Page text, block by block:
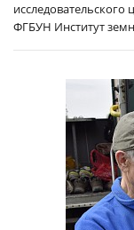
ФГБУН Институт